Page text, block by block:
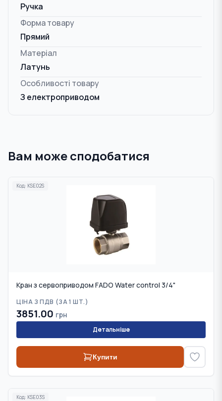
Ручка
Форма товару
Прямий
Матеріал
Латунь
Особливості товару
З електроприводом
Вам може сподобатися
Код: KSE02S
Кран з сервоприводом FADO Water control 3/4"
ЦІНА З ПДВ (ЗА 1 ШТ.)
3851.00 грн
Детальніше
Купити
Код: KSE03S